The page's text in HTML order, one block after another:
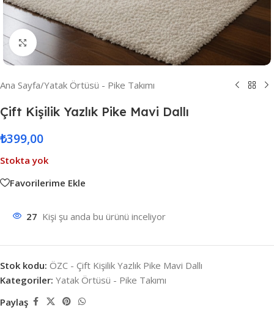
Resmi Büyüt
Ana Sayfa/Yatak Örtüsü - Pike Takımı
Çift Kişilik Yazlık Pike Mavi Dallı
₺399,00
Stokta yok
Favorilerime Ekle
27 Kişi şu anda bu ürünü inceliyor
Stok kodu: ÖZC - Çift Kişilik Yazlık Pike Mavi Dallı
Kategoriler: Yatak Örtüsü - Pike Takımı
Paylaş